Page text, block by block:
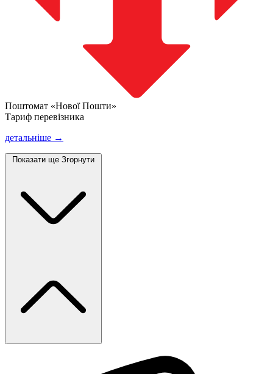
Поштомат «Нової Пошти»
Тариф перевізника
детальніше →
Показати ще Згорнути